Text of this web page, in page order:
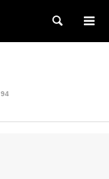
検索
94